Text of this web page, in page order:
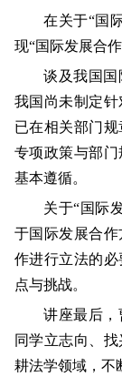
在关于“国
现“国际发展合
谈及我国国
我国尚未制定
已在相关部门
专项政策与部
基本遵循。
关于“国际
于国际发展合
作进行立法的
点与挑战。
讲座最后，
同学立志向、
耕法学领域，不